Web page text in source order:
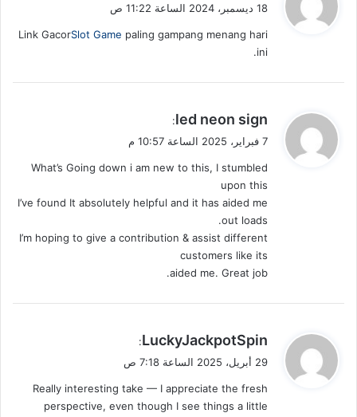
ل
18 ديسمبر، 2024 الساعة 11:22 ص
Link GacorSlot Game paling gampang menang hari
ini.
ي
ل
led neon sign
:
7 فبراير، 2025 الساعة 10:57 م
What’s Going down i am new to this, I stumbled
upon this
I’ve found It absolutely helpful and it has aided me
out loads.
I’m hoping to give a contribution & assist different
customers like its
aided me. Great job.
ي
ل
LuckyJackpotSpin
:
29 أبريل، 2025 الساعة 7:18 ص
Really interesting take — I appreciate the fresh
perspective, even though I see things a little